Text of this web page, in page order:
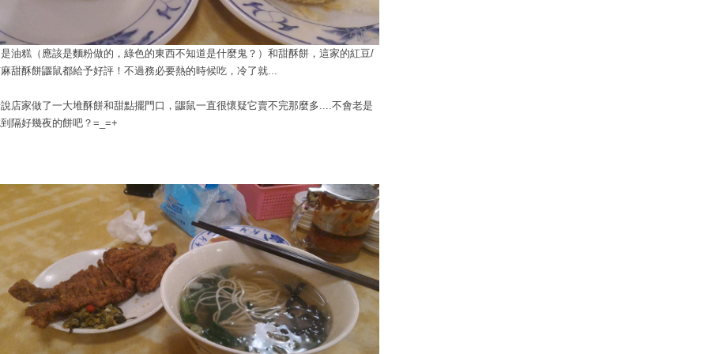
油糕（應該是麵粉做的，綠色的東西不知道是什麼鬼？）和甜酥餅，這家的紅豆/
甜酥餅鼴鼠都給予好評！不過務必要熱的時候吃，冷了就...
店家做了一大堆酥餅和甜點擺門口，鼴鼠一直很懷疑它賣不完那麼多....不會老是
隔好幾夜的餅吧？=_=+